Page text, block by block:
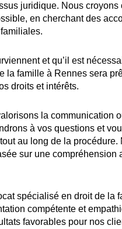
juridique. Nous
en cherchant des
et qu’il est
la famille à Rennes sera
droits et intérêts.
la communication
à vos questions et
au long de la
sur une compréhension
spécialisé en droit de la
compétente et
favorables pour nos